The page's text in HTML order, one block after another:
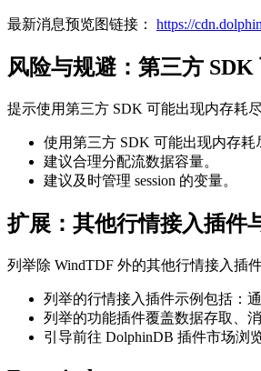
最新消息预览图链接： https://
风险与规避：第三方
提示使用第三方 SDK 可能出现内存耗
使用第三方 SDK 可能出现内存耗
建议合理分配流数据容量。
建议及时管理 session 的变量。
扩展：其他行情接入插件
列举除 WindTDF 外的其他行情接入插
列举的行情接入插件示例包括：
列举的功能插件覆盖数据存取、
引导前往 DolphinDB 插件市场浏